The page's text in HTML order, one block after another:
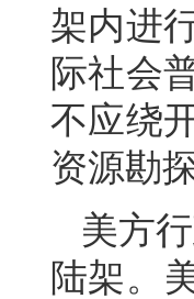
架内进
际社会
不应绕
资源勘
美方
陆架。